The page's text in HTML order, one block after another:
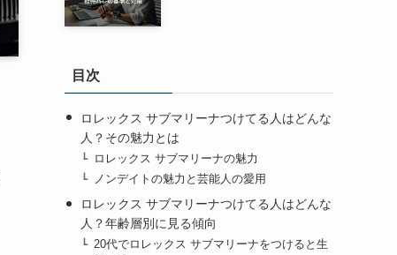
目次
ロレックス サブマリーナつけてる人はどんな
人？その魅力とは
ロレックス サブマリーナの魅力
ノンデイトの魅力と芸能人の愛用
ロレックス サブマリーナつけてる人はどんな
人？年齢層別に見る傾向
20代でロレックス サブマリーナをつけると生